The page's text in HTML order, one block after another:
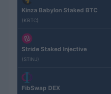
Kinza Babylon Staked BTC
(KBTC)
Stride Staked Injective
(STINJ)
FibSwap DEX